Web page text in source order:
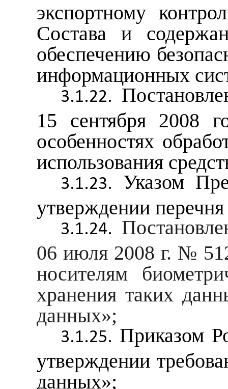
экспортному
Состава и
обеспечению
информационных
15 сентября 2008
особенностях
использования
Указом
утверждении
06 июля 2008 г. №
носителям
хранения таких
данных»;
Приказом
утверждении
данных»;